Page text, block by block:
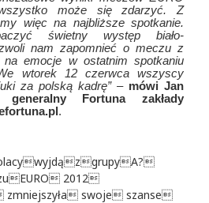
może się zdarzyć. Z
więc na najbliższe spotkanie.
świetny występ biało-
nam zapomnieć o meczu z
emocje w ostatnim spotkaniu
wtorek 12 czerwca wszyscy
za polską kadrę” – mówi Jan
generalny Fortuna zakłady
.
2012
zmniejszyła swoje szanse